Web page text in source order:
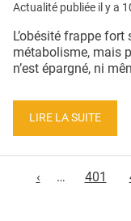
Actualité publiée il y a
L’obésité frappe
métabolisme, mais
n’est épargné, ni
LIRE LA SUITE
‹
… 401